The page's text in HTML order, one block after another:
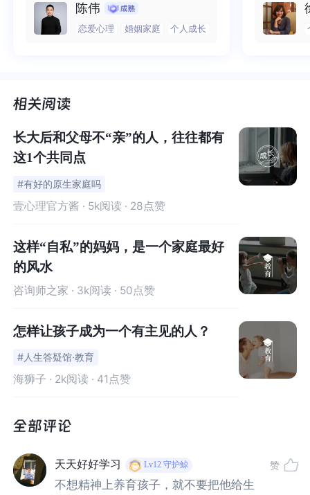
在采访了几位80、90、00后朋友后，我发现生娃带来
长汪中求在媒体采访时表示：
生出来，然后丢1万个孩子到社会上去流浪吗？
“我们那个时代经常说，哎呀，多生个孩子不就多添双筷
子嘛，也没什么了不起，现在这样肯定是不行的。”
分析年轻人面对的教养压力时，汪中求这样说：
清晰，也慢慢找回了内在的力量。
虽然不知道还要有多久的路要走，
这里，让我真切的感受到了🙏❤️
也慢慢找回了内在的力量。虽然不
知道还要有多久的路要走，但我很
让我真切的感受到了🙏❤️
陈伟
恋爱心理 婚姻家庭 个人成长
一部分
而且当
处理的
询师准
长大后和父母不“亲”的人，往往都有
这1个共同点
#有好的原生家庭吗
壹心理官方酱 · 5k阅读 · 28点赞
这样“自私”的妈妈，是一个家庭最好
的风水
咨询师之家 · 3k阅读 · 50点赞
怎样让孩子成为一个有主见的人？
#人生答疑馆·教育
海狮子 · 2k阅读 · 41点赞
天天好好学习 Lv12 守护鲸
不想精神上养育孩子，就不要把他给生
赞